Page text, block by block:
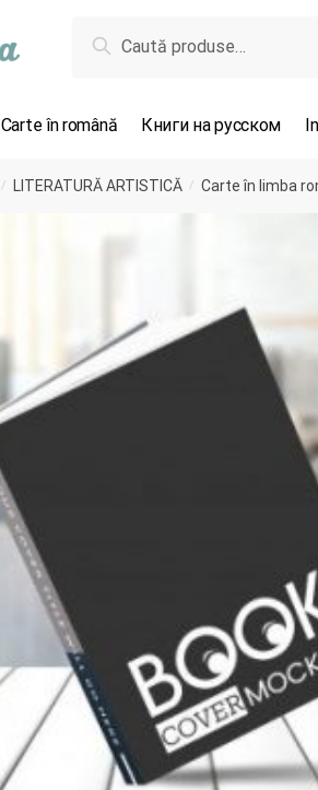
Caută
Carte în română Книги на русском
/ LITERATURĂ ARTISTICĂ / Carte în limba